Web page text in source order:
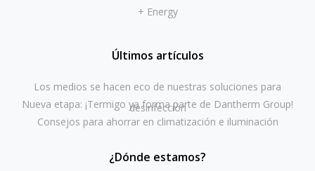
+ Energy
Últimos artículos
Los medios se hacen eco de nuestras soluciones para
desinfección
Nueva etapa: ¡Termigo ya forma parte de Dantherm Group!
Consejos para ahorrar en climatización e iluminación
¿Dónde estamos?